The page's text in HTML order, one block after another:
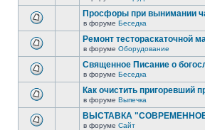
Просфоры при вынимании
в форуме Беседка
Ремонт тестораскаточной
в форуме Оборудование
Священное Писание о
в форуме Беседка
Как очистить пригоревший
в форуме Выпечка
ВЫСТАВКА
в форуме Сайт